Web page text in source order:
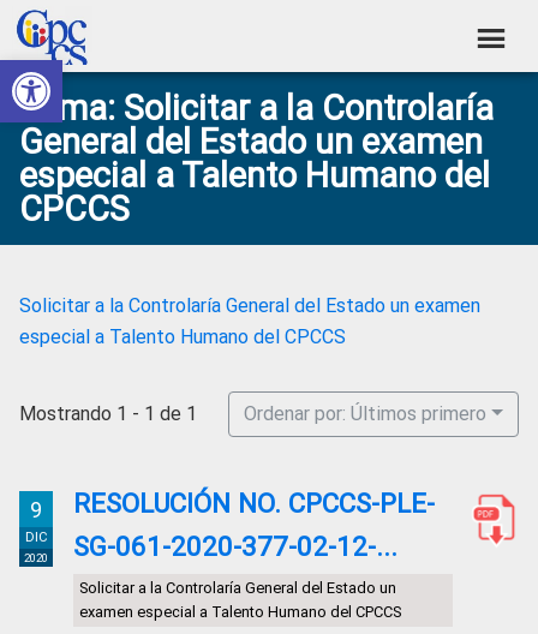
Abrir barra de herramientas
Skip
to
primary
navigation
Skip
to
main
content
Skip
to
primary
sidebar
Skip
to
footer
Consejo
de
Participación
Ciudadana
y
Social
Construyendo
Poder
Ciudadano
Tema: Solicitar a la Controlaría
General del Estado un examen
especial a Talento Humano del
CPCCS
Solicitar a la Controlaría General del Estado un examen
especial a Talento Humano del CPCCS
Mostrando 1 - 1 de 1 Ordenar por: Últimos primero
9
DIC
2020
RESOLUCIÓN NO. CPCCS-PLE-
SG-061-2020-377-02-12-...
Solicitar a la Controlaría General del Estado un
examen especial a Talento Humano del CPCCS